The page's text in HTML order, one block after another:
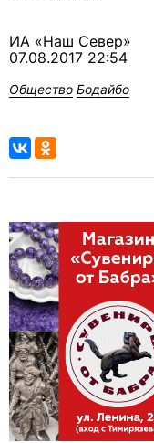
ИА «Наш Север»
07.08.2017 22:54
Общество Бодайбо